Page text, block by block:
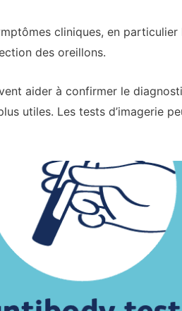
cliniques, en
des oreillons.
aider à confirmer le
utiles. Les tests d’imagerie